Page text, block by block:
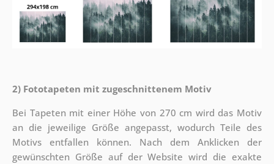
2) Fototapeten mit zugeschnittenem Motiv
Bei Tapeten mit einer Höhe von 270 cm wird das Motiv
an die jeweilige Größe angepasst, wodurch Teile des
Motivs entfallen können. Nach dem Anklicken der
gewünschten Größe auf der Website wird die exakte